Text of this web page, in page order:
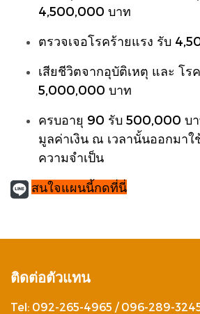
4,500,000 บาท
ตรวจเจอโรคร้ายแรง รับ
เสียชีวิตจากอุบัติเหตุ และ โร
5,000,000 บาท
ครบอายุ 90 รับ 500,000 บ
มูลค่าเงิน ณ เวลานั้นออกมา
ความจำเป็น
สนใจแผนนี้กดที่นี่
ติดต่อตัวแทน
Tel: 092-265-4965 / 096-289-